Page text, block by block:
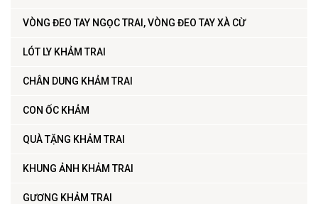
VÒNG ĐEO TAY NGỌC TRAI, VÒNG ĐEO TAY XÀ CỪ
LÓT LY KHẢM TRAI
CHÂN DUNG KHẢM TRAI
CON ỐC KHẢM
QUÀ TẶNG KHẢM TRAI
KHUNG ẢNH KHẢM TRAI
GƯƠNG KHẢM TRAI